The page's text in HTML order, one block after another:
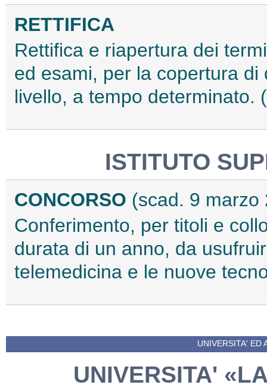
RETTIFICA
Rettifica e riapertura dei
ed esami, per la copertura
livello, a tempo determinato.
ISTITUTO
CONCORSO (scad. 9 marzo
Conferimento, per titoli e
durata di un anno, da
telemedicina e le nuove
UNIVERSITA' ED
UNIVERSITA'